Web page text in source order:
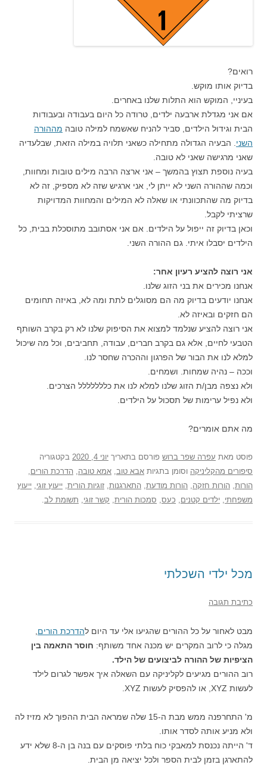
רואים?
בדיוק אותו מוקש.
בעיניי, המוקש הוא התלות שלנו באחרים.
אם אני מגדלת ארבעה ילדים, טרודה כל היום בעבודה ובעבודות
הבית וגידול הילדים, סביר להניח שאשמח למילה טובה מההורה
השני . הבעיה הגדולה מתחילה כשאני תלויה במילה הזאת, שבלעדיה
שאני מרגישה שאני לא טובה.
בעיה נוספת תצוץ בהמשך – אני ארצה הרבה מילים טובות ומחוות,
וכמה שההורה השני לא ייתן לי, אני ארגיש שזה לא מספיק, זה לא
בדיוק מה שהתכוונתי או שאלה לא המילים והמחוות המדויקות
שרציתי לקבל.
וכאן בדיוק זה ייפול על הילדים. אם אני אסתובב מתוסכלת בבית, כל
הילדים יסבלו איתי. גם ההורה השני.
אני רוצה להציע רעיון אחר:
אנחנו מכירים את בני הזוג שלנו.
אנחנו יודעים בדיוק מה הם מסוגלים לתת ומה לא, באיזה תחומים
הם חזקים ובאיזה לא.
אני רוצה להציע שנלמד למצוא את הסיפוק שלנו לא רק בקרב השותף
הטבעי לחיים, אלא גם בקרב חברים, עבודה, תחביבים, וכל מה שיכול
למלא לנו את הבור של הפרגון וההכרה שחסר לנו.
וככה – נהיה שמחות. ושמחים.
ולא נצפה מבן/ת הזוג שלנו למלא לנו את כללללללל הצרכים.
ולא נפיל ערימות של תסכול על הילדים.
מה אתם אומרים?
פוסט מאת עפרה שפר ברוש פורסם בתאריך יוני 4, 2020
בקטגוריה
סיפורים מהקליניקה וסומן בתגיות אבא טוב, אמא טובה, הדרכת הורים,
הורות, הורות חזקה, הורות מודעת, התארגנות, זוגיות הורית, ייעוץ זוגי, ייעוץ
משפחתי, ילדים קטנים, כעס, סמכות הורית, קשר זוגי, תשומת לב.
מכל ילדי השכלתי
כתיבת תגובה
מבט לאחור על כל ההורים שהגיעו אלי עד היום להדרכת הורים
מגלה כי לרוב המקרים יש מכנה אחד משותף: חוסר התאמה בין
הציפיות של ההורה לביצועים של הילד.
רוב ההורים מגיעים לקליניקה עם השאלה איך אפשר לגרום לילד
לעשות XYZ, או להפסיק לעשות XYZ.
מ' התחרפנה ממש מבת ה-15 שלה שמראה הבית ההפוך לא מזיז לה
ולא מניע אותה לסדר אותו.
ד' הייתה נכנסת למאבקי כוח בלתי פוסקים עם בנה בן ה-8 שלא ידע
להתארגן בזמן לבית הספר ולכל יציאה מן הבית.